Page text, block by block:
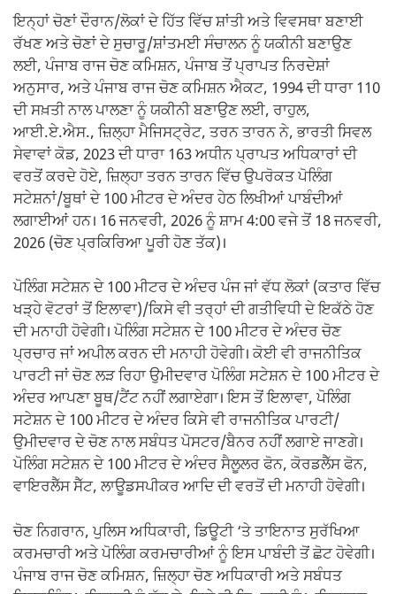
ਇਨ੍ਹਾਂ ਚੋਣਾਂ ਦੌਰਾਨ/ਲੋਕਾਂ ਦੇ ਹਿੱਤ ਵਿੱਚ ਸ਼ਾਂਤੀ ਅਤੇ ਵਿਵਸਥਾ ਬਣਾਈ
ਰੱਖਣ ਅਤੇ ਚੋਣਾਂ ਦੇ ਸੁਚਾਰੂ/ਸ਼ਾਂਤਮਈ ਸੰਚਾਲਨ ਨੂੰ ਯਕੀਨੀ ਬਣਾਉਣ
ਲਈ, ਪੰਜਾਬ ਰਾਜ ਚੋਣ ਕਮਿਸ਼ਨ, ਪੰਜਾਬ ਤੋਂ ਪ੍ਰਾਪਤ ਨਿਰਦੇਸ਼ਾਂ
ਅਨੁਸਾਰ, ਅਤੇ ਪੰਜਾਬ ਰਾਜ ਚੋਣ ਕਮਿਸ਼ਨ ਐਕਟ, 1994 ਦੀ ਧਾਰਾ 110
ਦੀ ਸਖ਼ਤੀ ਨਾਲ ਪਾਲਣਾ ਨੂੰ ਯਕੀਨੀ ਬਣਾਉਣ ਲਈ, ਰਾਹੁਲ,
ਆਈ.ਏ.ਐਸ., ਜ਼ਿਲ੍ਹਾ ਮੈਜਿਸਟ੍ਰੇਟ, ਤਰਨ ਤਾਰਨ ਨੇ, ਭਾਰਤੀ ਸਿਵਲ
ਸੇਵਾਵਾਂ ਕੋਡ, 2023 ਦੀ ਧਾਰਾ 163 ਅਧੀਨ ਪ੍ਰਾਪਤ ਅਧਿਕਾਰਾਂ ਦੀ
ਵਰਤੋਂ ਕਰਦੇ ਹੋਏ, ਜ਼ਿਲ੍ਹਾ ਤਰਨ ਤਾਰਨ ਵਿੱਚ ਉਪਰੋਕਤ ਪੋਲਿੰਗ
ਸਟੇਸ਼ਨਾਂ/ਬੂਥਾਂ ਦੇ 100 ਮੀਟਰ ਦੇ ਅੰਦਰ ਹੇਠ ਲਿਖੀਆਂ ਪਾਬੰਦੀਆਂ
ਲਗਾਈਆਂ ਹਨ। 16 ਜਨਵਰੀ, 2026 ਨੂੰ ਸ਼ਾਮ 4:00 ਵਜੇ ਤੋਂ 18 ਜਨਵਰੀ,
2026 (ਚੋਣ ਪ੍ਰਕਿਰਿਆ ਪੂਰੀ ਹੋਣ ਤੱਕ)।
ਪੋਲਿੰਗ ਸਟੇਸ਼ਨ ਦੇ 100 ਮੀਟਰ ਦੇ ਅੰਦਰ ਪੰਜ ਜਾਂ ਵੱਧ ਲੋਕਾਂ (ਕਤਾਰ ਵਿੱਚ
ਖੜ੍ਹੇ ਵੋਟਰਾਂ ਤੋਂ ਇਲਾਵਾ)/ਕਿਸੇ ਵੀ ਤਰ੍ਹਾਂ ਦੀ ਗਤੀਵਿਧੀ ਦੇ ਇਕੱਠੇ ਹੋਣ
ਦੀ ਮਨਾਹੀ ਹੋਵੇਗੀ। ਪੋਲਿੰਗ ਸਟੇਸ਼ਨ ਦੇ 100 ਮੀਟਰ ਦੇ ਅੰਦਰ ਚੋਣ
ਪ੍ਰਚਾਰ ਜਾਂ ਅਪੀਲ ਕਰਨ ਦੀ ਮਨਾਹੀ ਹੋਵੇਗੀ। ਕੋਈ ਵੀ ਰਾਜਨੀਤਿਕ
ਪਾਰਟੀ ਜਾਂ ਚੋਣ ਲੜ ਰਿਹਾ ਉਮੀਦਵਾਰ ਪੋਲਿੰਗ ਸਟੇਸ਼ਨ ਦੇ 100 ਮੀਟਰ ਦੇ
ਅੰਦਰ ਆਪਣਾ ਬੂਥ/ਟੈਂਟ ਨਹੀਂ ਲਗਾਏਗਾ। ਇਸ ਤੋਂ ਇਲਾਵਾ, ਪੋਲਿੰਗ
ਸਟੇਸ਼ਨ ਦੇ 100 ਮੀਟਰ ਦੇ ਅੰਦਰ ਕਿਸੇ ਵੀ ਰਾਜਨੀਤਿਕ ਪਾਰਟੀ/
ਉਮੀਦਵਾਰ ਦੇ ਚੋਣ ਨਾਲ ਸਬੰਧਤ ਪੋਸਟਰ/ਬੈਨਰ ਨਹੀਂ ਲਗਾਏ ਜਾਣਗੇ।
ਪੋਲਿੰਗ ਸਟੇਸ਼ਨ ਦੇ 100 ਮੀਟਰ ਦੇ ਅੰਦਰ ਸੈਲੂਲਰ ਫੋਨ, ਕੋਰਡਲੈੱਸ ਫੋਨ,
ਵਾਇਰਲੈੱਸ ਸੈੱਟ, ਲਾਊਡਸਪੀਕਰ ਆਦਿ ਦੀ ਵਰਤੋਂ ਦੀ ਮਨਾਹੀ ਹੋਵੇਗੀ।
ਚੋਣ ਨਿਗਰਾਨ, ਪੁਲਿਸ ਅਧਿਕਾਰੀ, ਡਿਊਟੀ ‘ਤੇ ਤਾਇਨਾਤ ਸੁਰੱਖਿਆ
ਕਰਮਚਾਰੀ ਅਤੇ ਪੋਲਿੰਗ ਕਰਮਚਾਰੀਆਂ ਨੂੰ ਇਸ ਪਾਬੰਦੀ ਤੋਂ ਛੋਟ ਹੋਵੇਗੀ।
ਪੰਜਾਬ ਰਾਜ ਚੋਣ ਕਮਿਸ਼ਨ, ਜ਼ਿਲ੍ਹਾ ਚੋਣ ਅਧਿਕਾਰੀ ਅਤੇ ਸਬੰਧਤ